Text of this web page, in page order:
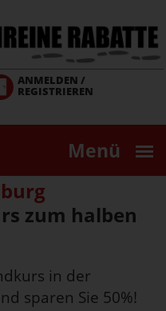
ANMELDEN /
REGISTRIEREN
Menü
zum halben
in der
sparen Sie 50%!